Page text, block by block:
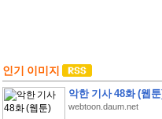
인기 이미지
악한 기사 48화 (웹
webtoon.daum.net